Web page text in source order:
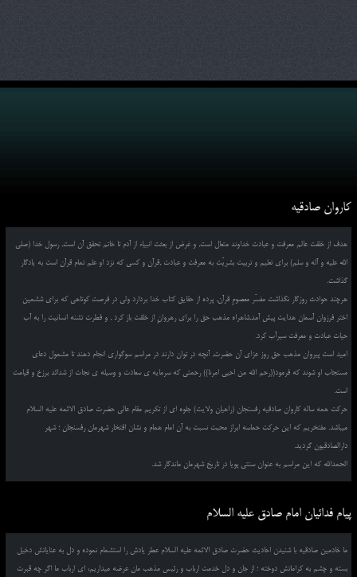
کاروان صادقیه
هدف از خلقت عالم معرفت و عبادت خداوند متعال است, و غرض از بعثت انبیاء از آدم تا خاتم تحقق آن است, رسول خدا (صلی
الله علیه و آله و سلم) برای تعلیم و تربیت بشریّت به معرفت و عبادت ,قرآن و کسی که نزد او علم تمام قرآن است به یادگار
گذاشت.
هرچند حوادث روزگار نگذاشت مفسّر معصومِ قرآن, پرده از حقایق کتاب خدا بردارد ولی در فرصت کوتاهی که برای ششمین
اختر فرزوان آسمان هدایت پیش آمد,شاهراه مذهب حق را برای رهروانِ از خلقت باز کرد , و فطرت تشنه انسانیت را به آب
حیات عبادت و معرفت سیرآب کرد.
امید است پیروان مذهب حق روز عزای آن حضرت, آنچه در توان دارند در مراسم سوگواری انجام دهند تا مشمول دعای
مستجاب او شوند که فرمود((رحم الله من احیی امرنا)) رحمتی که سرمایه ی سعادت و وسیله ی نجات از شدائد برزخ و قیامت
است.
حرکت همه ساله کاروان صادقیه رفسنجان (راهیان ولایت) جلوه ای از تکریم مقام عالی حضرت صادق الائمه علیه السلام
میباشد. مفتخریم که این حرکت حماسه ابراز محبت نسبت به آن امام همام و نشان افتخار شهرمان رفسنجان ؛ شهر
دارالصادقیون گردید.
الحمدالله که این مراسم به عنوان سنتی پویا در تاریخ شهرمان ماندگار شد.
پیام فدائیان امام صادق علیه السلام
ما خادمین صادقیه با شنیدن احادیث حضرت صادق الائمه علیه السلام عطر یادش را استشمام نموده و دل به عنایاتش دخیل
بسته و چشم به کراماتش دوخته ؛ از جان و دل خدمت ارباب و رئیس مذهب مان عرضه میداریم، ای ارباب ما اگر چه قبرت